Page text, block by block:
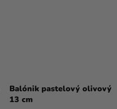
Balónik pastelový olivový
13 cm